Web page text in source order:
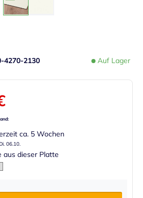
Auf Lager
4270-2130
aus dieser Platte
ca. 5 Wochen
06.10.